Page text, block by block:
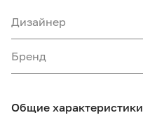
Дизайнер
Бренд
Общие характеристики